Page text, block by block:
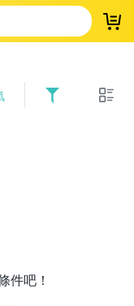
登
件吧！